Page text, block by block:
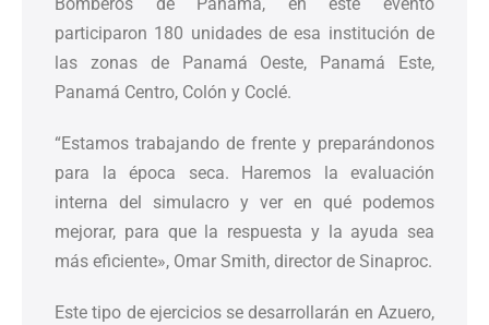
participaron 180 unidades de esa institución de
las zonas de Panamá Oeste, Panamá Este,
Panamá Centro, Colón y Coclé.
“Estamos trabajando de frente y preparándonos
para la época seca. Haremos la evaluación
interna del simulacro y ver en qué podemos
mejorar, para que la respuesta y la ayuda sea
más eficiente», Omar Smith, director de Sinaproc.
Este tipo de ejercicios se desarrollarán en Azuero,